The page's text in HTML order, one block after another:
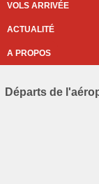
VOLS ARRIVÉE
ACTUALITÉ
A PROPOS
Départs de